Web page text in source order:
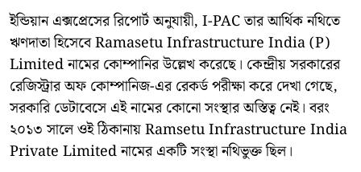
ইন্ডিয়ান এক্সপ্রেসের রিপোর্ট অনুযায়ী, I-PAC তার আর্থিক নথিতে
ঋণদাতা হিসেবে Ramasetu Infrastructure India (P)
Limited নামের কোম্পানির উল্লেখ করেছে। কেন্দ্রীয় সরকারের
রেজিস্ট্রার অফ কোম্পানিজ-এর রেকর্ড পরীক্ষা করে দেখা গেছে,
সরকারি ডেটাবেসে এই নামের কোনো সংস্থার অস্তিত্ব নেই। বরং
২০১৩ সালে ওই ঠিকানায় Ramsetu Infrastructure India
Private Limited নামের একটি সংস্থা নথিভুক্ত ছিল।